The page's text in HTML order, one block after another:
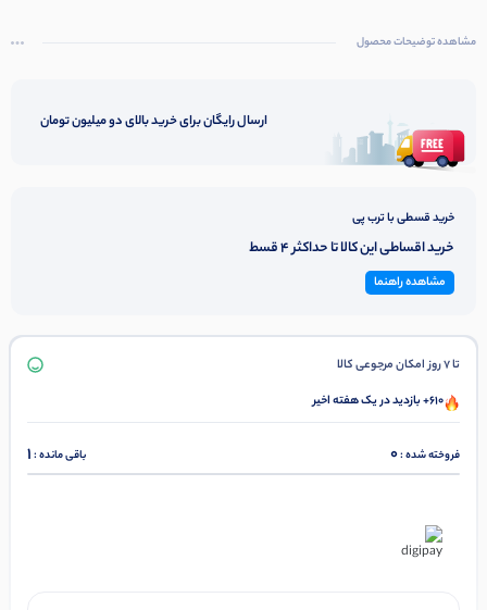
مشاهده توضیحات محصول
ارسال رایگان برای خرید بالای دو میلیون تومان
خرید قسطی با ترب پی
خرید اقساطی این کالا تا حداکثر 4 قسط
مشاهده راهنما
تا 7 روز امکان مرجوعی کالا
610+ بازدید در یک هفته اخیر
فروخته شده :0 باقی مانده :1